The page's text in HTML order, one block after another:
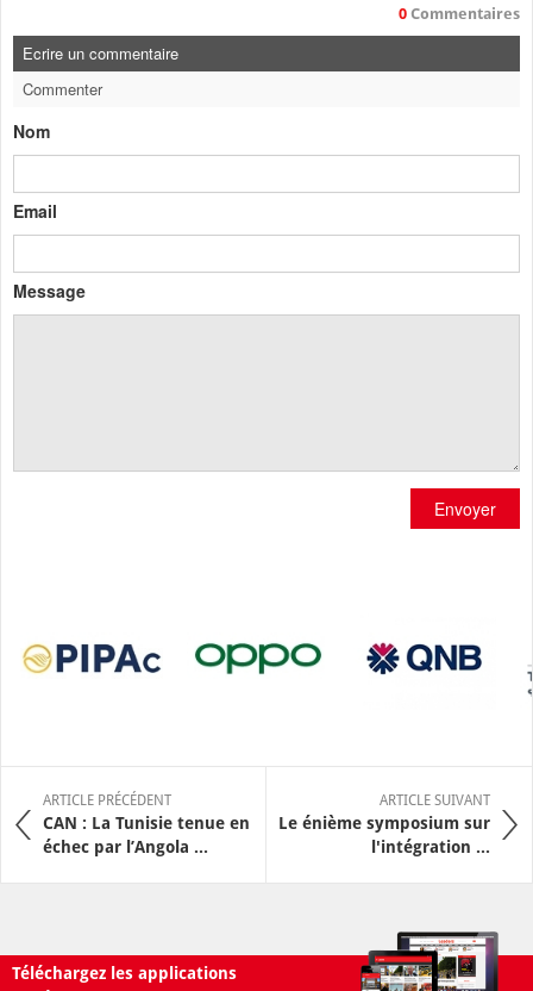
0 Commentaires
Ecrire un commentaire
Commenter
Nom
Email
Message
Envoyer
ARTICLE PRÉCÉDENT
CAN : La Tunisie tenue en
échec par l’Angola ...
ARTICLE SUIVANT
Le énième symposium sur
l'intégration ...
Téléchargez les applications